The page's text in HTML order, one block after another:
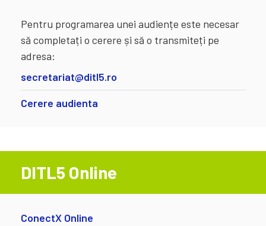
Pentru programarea unei audiențe este necesar
să completați o cerere și să o transmiteți pe
adresa:
secretariat@ditl5.ro
Cerere audienta
DITL5 Online
ConectX Online